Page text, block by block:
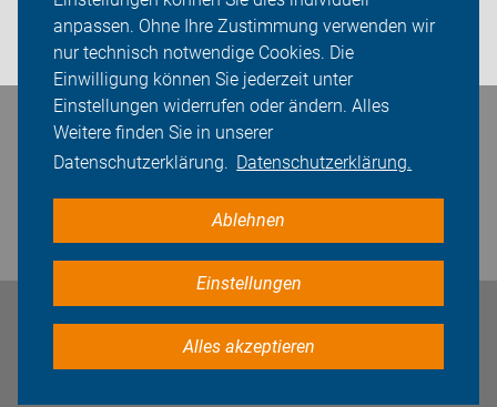
anpassen. Ohne Ihre Zustimmung verwenden wir
nur technisch notwendige Cookies. Die
Einwilligung können Sie jederzeit unter
Einstellungen widerrufen oder ändern. Alles
Weitere finden Sie in unserer
Datenschutzerklärung. Datenschutzerklärung.
Ablehnen
Einstellungen
Alles akzeptieren
Login
Bleiben Sie in Kontakt